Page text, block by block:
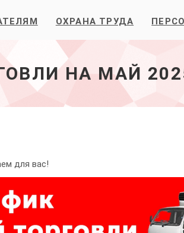
ОХРАНА ТРУДА
НА МАЙ
для вас!